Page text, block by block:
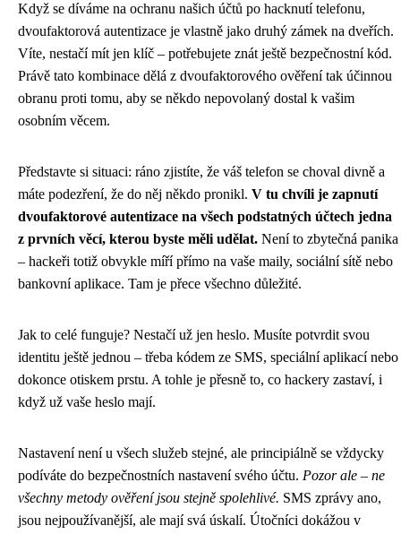
Když se díváme na ochranu našich účtů po hacknutí telefonu,
dvoufaktorová autentizace je vlastně jako druhý zámek na dveřích.
Víte, nestačí mít jen klíč – potřebujete znát ještě bezpečnostní kód.
Právě tato kombinace dělá z dvoufaktorového ověření tak účinnou
obranu proti tomu, aby se někdo nepovolaný dostal k vašim
osobním věcem.
Představte si situaci: ráno zjistíte, že váš telefon se choval divně a
máte podezření, že do něj někdo pronikl. V tu chvíli je zapnutí
dvoufaktorové autentizace na všech podstatných účtech jedna
z prvních věcí, kterou byste měli udělat. Není to zbytečná panika
– hackeři totiž obvykle míří přímo na vaše maily, sociální sítě nebo
bankovní aplikace. Tam je přece všechno důležité.
Jak to celé funguje? Nestačí už jen heslo. Musíte potvrdit svou
identitu ještě jednou – třeba kódem ze SMS, speciální aplikací nebo
dokonce otiskem prstu. A tohle je přesně to, co hackery zastaví, i
když už vaše heslo mají.
Nastavení není u všech služeb stejné, ale principiálně se vždycky
podíváte do bezpečnostních nastavení svého účtu. Pozor ale – ne
všechny metody ověření jsou stejně spolehlivé. SMS zprávy ano,
jsou nejpoužívanější, ale mají svá úskalí. Útočníci dokážou v